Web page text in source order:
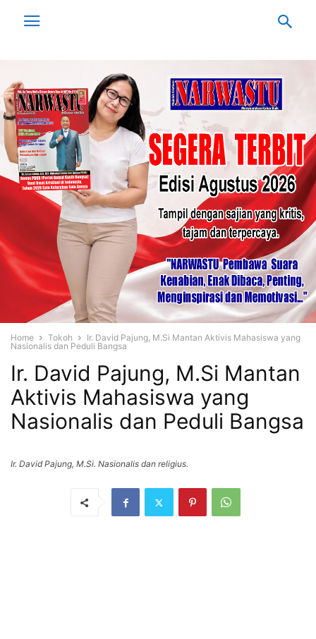
Home Tokoh
Ir. David Pajung, M.Si Mantan Aktivis Mahasiswa yang
Nasionalis dan Peduli Bangsa
Ir. David Pajung, M.Si Mantan
Aktivis Mahasiswa yang
Nasionalis dan Peduli Bangsa
Ir. David Pajung, M.Si. Nasionalis dan religius.